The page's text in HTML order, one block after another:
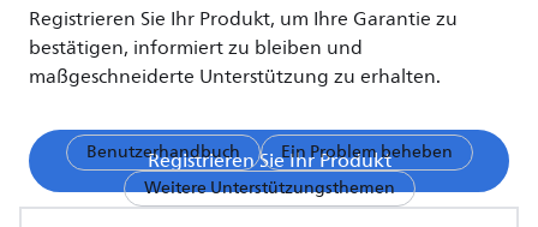
Registrieren Sie Ihr Produkt, um Ihre Garantie zu
bestätigen, informiert zu bleiben und
maßgeschneiderte Unterstützung zu erhalten.
Registrieren Sie Ihr Produkt
Benutzerhandbuch
Ein Problem beheben
Weitere Unterstützungsthemen